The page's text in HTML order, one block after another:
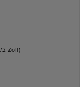
2 Zoll)